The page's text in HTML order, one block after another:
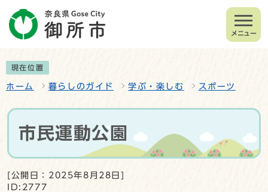
メニュー
現在位置
ホーム 暮らしのガイド 学ぶ・楽しむ スポーツ
市民運動公園
[公開日：2025年8月28日]
ID:2777